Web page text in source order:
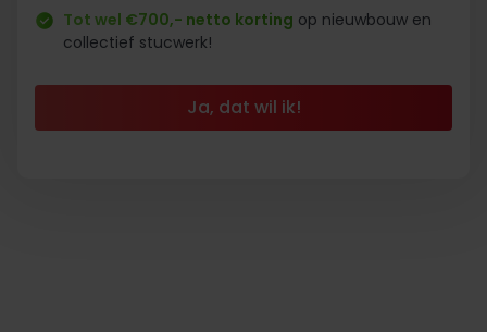
Tot wel €700,- netto korting op nieuwbouw en
collectief stucwerk!
Ja, dat wil ik!